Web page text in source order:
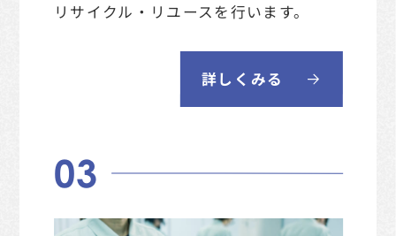
リサイクル・リユースを行います。
詳しくみる
03